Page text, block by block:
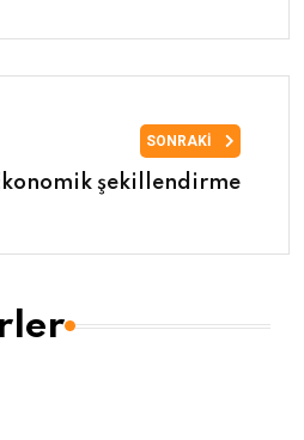
SONRAKI
şekillendirme